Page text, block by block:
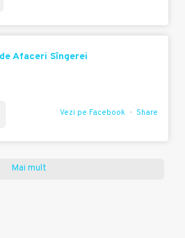
Afaceri Sîngerei
Vezi pe Facebook Share
Mai mult